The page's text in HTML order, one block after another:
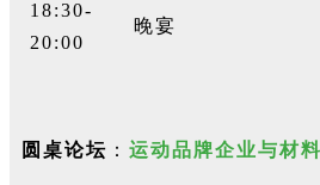
18:30-
20:00
晚宴
圆桌论坛 ： 运动品牌企业与材